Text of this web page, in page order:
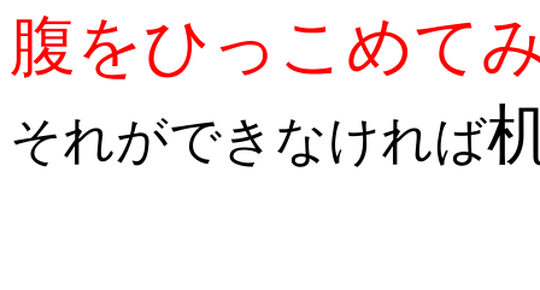
腹をひっこめて
それができなければ